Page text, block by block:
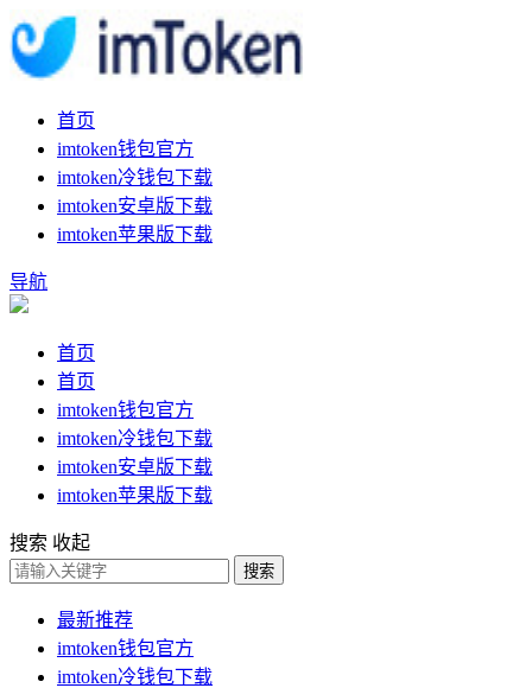
首页
imtoken钱包官方
imtoken冷钱包下载
imtoken安卓版下载
imtoken苹果版下载
导航
首页
首页
imtoken钱包官方
imtoken冷钱包下载
imtoken安卓版下载
imtoken苹果版下载
搜索 收起
搜索
最新推荐
imtoken钱包官方
imtoken冷钱包下载